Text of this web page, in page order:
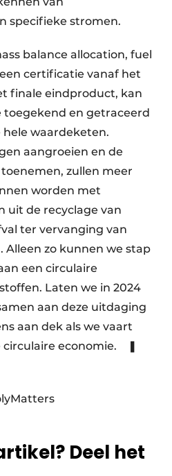
specifieke stromen.
balance allocation, fuel
certificatie vanaf het
finale eindproduct, kan
toegekend en getraceerd
waardeketen.
aangroeien en de
zullen meer
worden met
uit de recyclage van
ter vervanging van
Alleen zo kunnen we stap
een circulaire
Laten we in 2024
aan deze uitdaging
aan dek als we vaart
circulaire economie. ❚
Deel het